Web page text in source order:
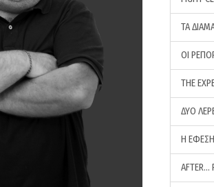
ΤΑ
ΟΙ
THE
ΔΥΟ
Η
AFTER…